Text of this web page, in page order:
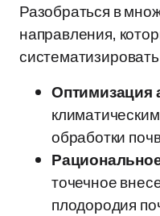
Разобраться в
направления,
Оптимизация
обработки
точечное
плодородия